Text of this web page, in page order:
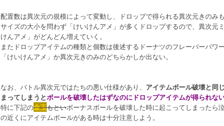
配置数は異次元の規模によって変動し、ドロップで得られる異次元きのみ
サイズの大小を問わず「けいけんアメ」が多くドロップするので、異次元
けんアメ」がどんどん増えていく。
またドロップアイテムの種類と個数は後述するドーナツのフレーバーパワ
「けいけんアメ」か異次元きのみのどちらかしか出ない。
なお、バトル異次元ではたちの悪い仕様があり、 アイテムボール破壊と同
まってしまうとボールを破壊したはずなのにドロップアイテムが得られない
特に下記の金玉もといボーナスボールを破壊した時に起こってしまったら
の近くにアイテムボールがある時は十分注意しよう。